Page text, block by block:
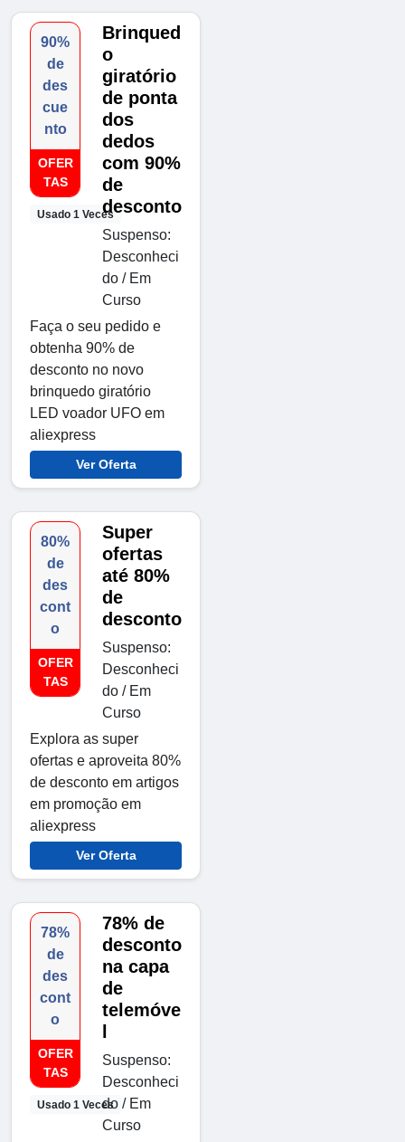
90%
de
des
cue
nto
OFER
TAS
Usado 1 Veces
Brinqued
o
giratório
de ponta
dos
dedos
com 90%
de
desconto
Suspenso:
Desconheci
do / Em
Curso
Faça o seu pedido e
obtenha 90% de
desconto no novo
brinquedo giratório
LED voador UFO em
aliexpress
Ver Oferta
80%
de
des
cont
o
OFER
TAS
Super
ofertas
até 80%
de
desconto
Suspenso:
Desconheci
do / Em
Curso
Explora as super
ofertas e aproveita 80%
de desconto em artigos
em promoção em
aliexpress
Ver Oferta
78%
de
des
cont
o
OFER
TAS
Usado 1 Veces
78% de
desconto
na capa
de
telemóve
Suspenso:
Desconheci
do / Em
Curso